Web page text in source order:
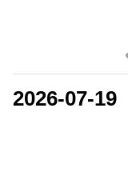
2026-07-19